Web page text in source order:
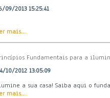
09/2013 15:25:41
mais....
Fundamentais para a
10/2012 13:05:09
a sua casa! Saiba aqui o
mais....